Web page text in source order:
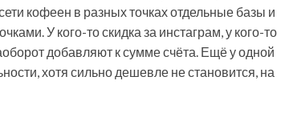
кофеен в разных точках отдельные базы и
У кого-то скидка за инстаграм, у кого-то
добавляют к сумме счёта. Ещё у одной
хотя сильно дешевле не становится, на